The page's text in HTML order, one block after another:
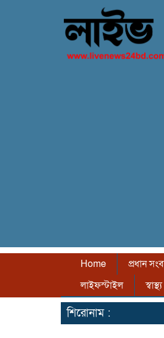
Home প্রধান
লাইফস্টাইল
স্বাস্থ্য
শিরোনাম :